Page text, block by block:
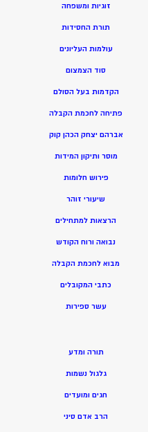
זוגיות ומשפחה
תורת החסידות
עולמות העליונים
סוד הצמצום
הקדמות בעל הסולם
פתיחה לחכמת הקבלה
אברהם יצחק הכהן קוק
מוסר ותיקון המידות
פירוש חלומות
שיעורי זוהר
הרצאות למתחילים
נבואה ורוח הקודש
מבוא לחכמת הקבלה
כתבי המקובלים
עשר ספירות
תורה ומדע
גלגול נשמות
חגים ומועדים
הרב אדם סיני